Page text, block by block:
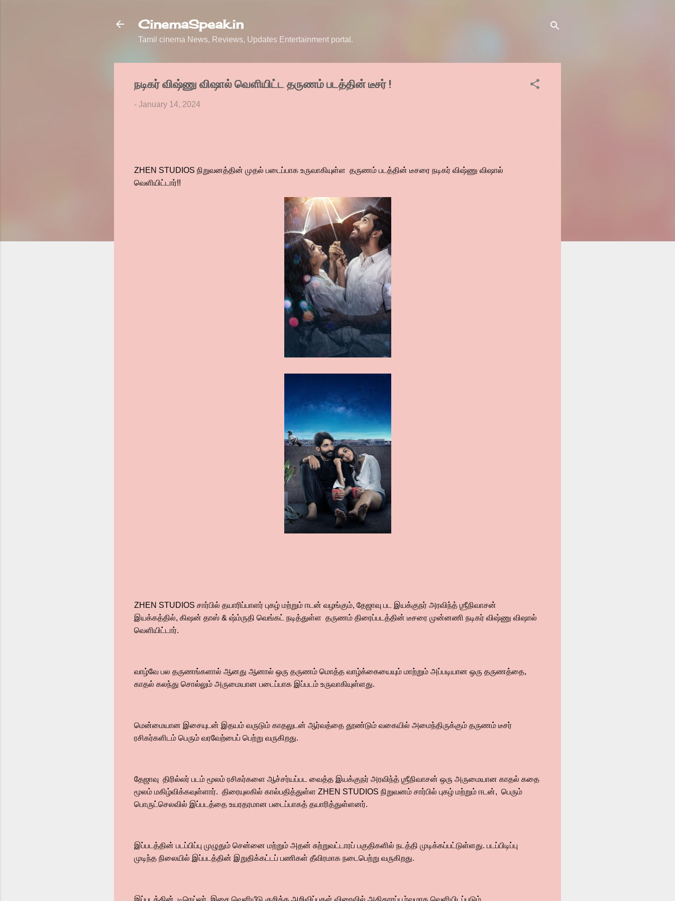
CinemaSpeak.in
Tamil cinema News, Reviews, Updates Entertainment portal.
நடிகர் விஷ்ணு விஷால் வெளியிட்ட தருணம் படத்தின் டீசர் !
- January 14, 2024
ZHEN STUDIOS நிறுவனத்தின் முதல் படைப்பாக உருவாகியுள்ள தருணம் படத்தின் டீசரை நடிகர் விஷ்ணு விஷால்
வெளியிட்டார்!!
ZHEN STUDIOS சார்பில் தயாரிப்பாளர் புகழ் மற்றும் ஈடன் வழங்கும், தேஜாவு பட இயக்குநர் அரவிந்த் ஶ்ரீநிவாசன்
இயக்கத்தில், கிஷன் தாஸ் & ஷ்ம்ருதி வெங்கட் நடித்துள்ள தருணம் திரைப்படத்தின் டீசரை முன்னணி நடிகர் விஷ்ணு விஷால்
வெளியிட்டார்.
வாழ்வே பல தருணங்களால் ஆனது ஆனால் ஒரு தருணம் மொத்த வாழ்க்கையையும் மாற்றும் அப்படியான ஒரு தருணத்தை,
காதல் கலந்து சொல்லும் அருமையான படைப்பாக இப்படம் உருவாகியுள்ளது.
மென்மையான இசையுடன் இதயம் வருடும் காதலுடன் ஆர்வத்தை தூண்டும் வகையில் அமைந்திருக்கும் தருணம் டீசர்
ரசிகர்களிடம் பெரும் வரவேற்பைப் பெற்று வருகிறது.
தேஜாவு திரில்லர் படம் மூலம் ரசிகர்களை ஆச்சர்யப்பட வைத்த இயக்குநர் அரவிந்த் ஶ்ரீநிவாசன் ஒரு அருமையான காதல் கதை
மூலம் மகிழ்விக்கவுள்ளார். திரையுலகில் கால்பதித்துள்ள ZHEN STUDIOS நிறுவனம் சார்பில் புகழ் மற்றும் ஈடன், பெரும்
பொருட்செலவில் இப்படத்தை உயரதரமான படைப்பாகத் தயாரித்துள்ளனர்.
இப்படத்தின் படப்பிப்பு முழுதும் சென்னை மற்றும் அதன் சுற்றுவட்டாரப் பகுதிகளில் நடத்தி முடிக்கப்பட்டுள்ளது. படப்பிடிப்பு
முடிந்த நிலையில் இப்படத்தின் இறுதிக்கட்டப் பணிகள் தீவிரமாக நடைபெற்று வருகிறது.
இப்படத்தின், டிரெய்லர், இசை வெளியீடு குறித்த அறிவிப்புகள் விரைவில் அதிகாரப்பூர்வமாக வெளியிடப்படும்.